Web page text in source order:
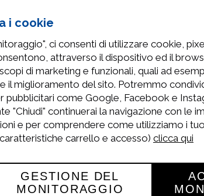
Sterilgarda ti porta a Valencia!
Eventi e Fiere,Fiere ed Eventi ,Sterilgarda News
ti porta a Valencia! Dal 20 ottobre al
2023 partecipa al CONTEST per
a vincere 2 Pass Paddock per la Moto
GP!
i cookie
ci consenti di utilizzare cookie,
attraverso il dispositivo ed il
di marketing e funzionali, quali ad
il miglioramento del sito. Potremmo
pubblicitari come Google, Facebook e
"Chiudi" continuerai la navigazione con le
e per comprendere come utilizziamo i
carrello e accesso) clicca qui
GESTIONE DEL
MONITORAGGIO